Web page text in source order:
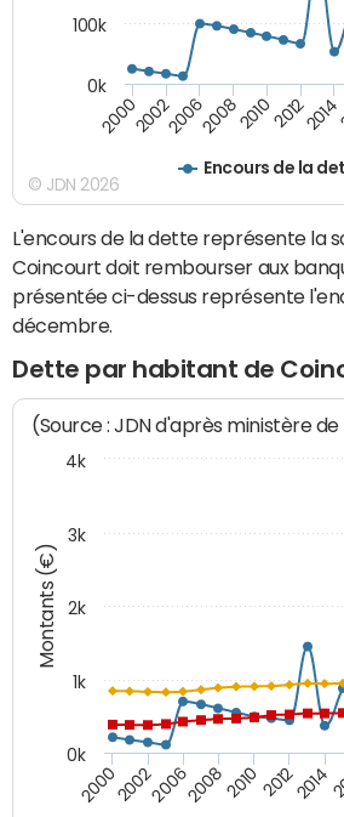
Encours de la
2000200220062008201020122014
0k
100k
© JDN 2026
L'encours de la dette représente la
Coincourt doit rembourser aux
présentée ci-dessus représente
décembre.
Dette par habitant de
Montants (€)
(Source : JDN d'après ministère
20002002200620082010 20122014
0k
1k
2k
3k
4k